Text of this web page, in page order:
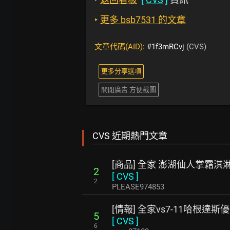
‣ 更多 bsb7531 的文章
文章代碼(AID): #1f3mRCvj (CVS)
更多分享選項
關閉廣告 方便截圖
CVS 近期熱門文章
2
2
[商品] 全家 澎湖仙人掌霜淇
[ CVS ]
PLEASE974853
5
6
[情報] 全家vs7-11哈根達斯
[ CVS ]